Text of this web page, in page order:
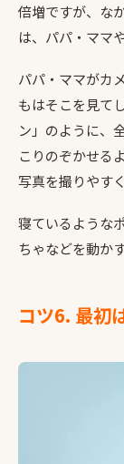
倍増ですが、な
は、パパ・ママ
パパ・ママがカ
もはそこを見て
ン」のように、
こりのぞかせる
写真を撮りやす
寝ているような
ちゃなどを動か
コツ6. 最初